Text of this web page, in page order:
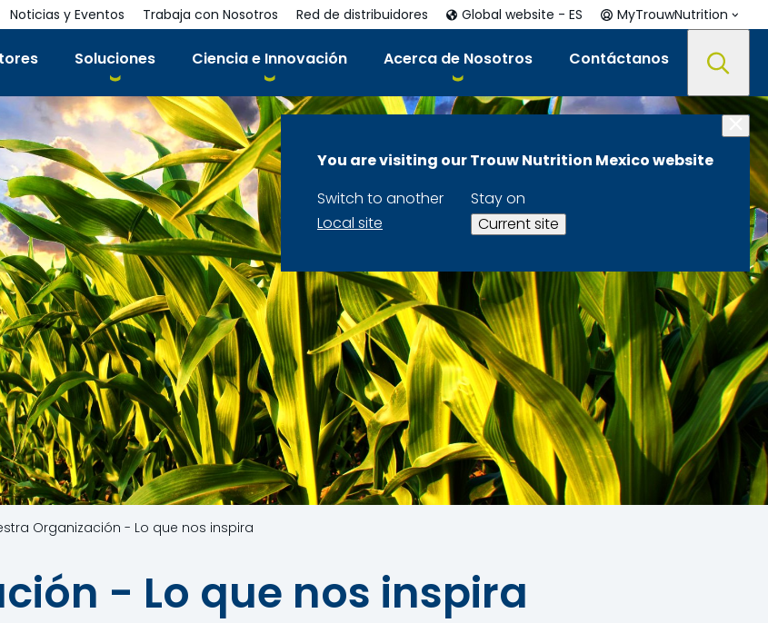
Soluciones Ciencia e Innovación Acerca de Nosotros Contáctanos
Noticias y Eventos Trabaja con Nosotros Red de distribuidores Global website - ES MyTrouwNutrition
You are visiting our Trouw Nutrition Mexico website
Switch to another
Local site
Stay on
Current site
Organización - Lo que nos inspira
- Lo que nos inspira